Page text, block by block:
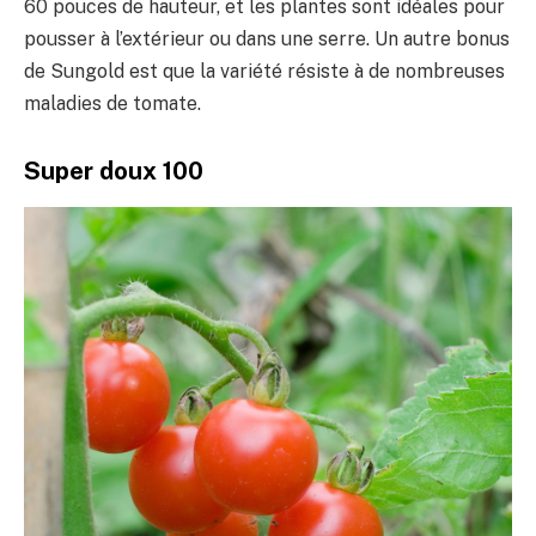
60 pouces de hauteur, et les plantes sont idéales pour
pousser à l’extérieur ou dans une serre. Un autre bonus
de Sungold est que la variété résiste à de nombreuses
maladies de tomate.
Super doux 100